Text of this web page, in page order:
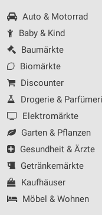
Auto & Motorrad
Baby & Kind
Baumärkte
Biomärkte
Discounter
Drogerie &
Elektromärkte
Garten & Pflanzen
Gesundheit & Ärzte
Getränkemärkte
Kaufhäuser
Möbel & Wohnen